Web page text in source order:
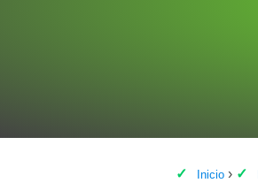
Inicio